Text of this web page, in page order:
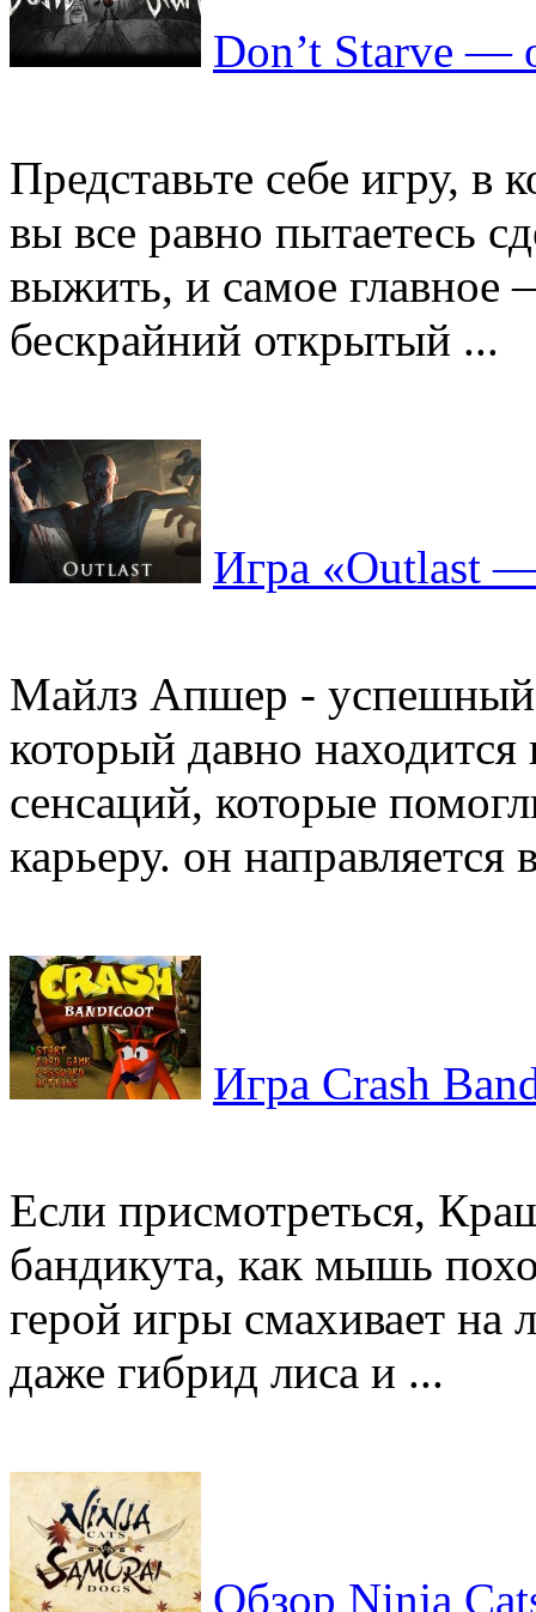
Don’t Starve —
Представьте себе игру, в
вы все равно пытаетесь
выжить, и самое главное
бескрайний открытый ...
Игра «Outlast
Майлз Апшер - успешный
который давно
сенсаций, которые
карьеру. он направляется
Игра Crash
Если присмотреться,
бандикута, как мышь
герой игры смахивает на
даже гибрид лиса и ...
Обзор Ninja